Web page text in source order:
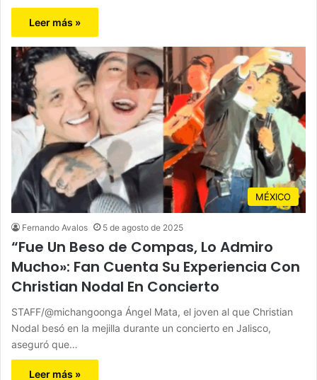
Leer más »
MÉXICO
Fernando Avalos 5 de agosto de 2025
“Fue Un Beso de Compas, Lo Admiro
Mucho»: Fan Cuenta Su Experiencia Con
Christian Nodal En Concierto
STAFF/@michangoonga Ángel Mata, el joven al que Christian
Nodal besó en la mejilla durante un concierto en Jalisco,
aseguró que…
Leer más »